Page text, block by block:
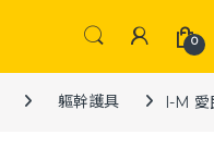
0
軀幹護具 I-M 愛